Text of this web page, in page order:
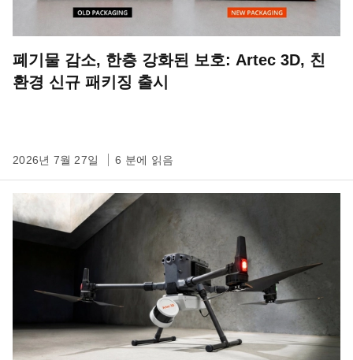
폐기물 감소, 한층 강화된 보호: Artec 3D, 친
환경 신규 패키징 출시
2026년 7월 27일 6 분에 읽음